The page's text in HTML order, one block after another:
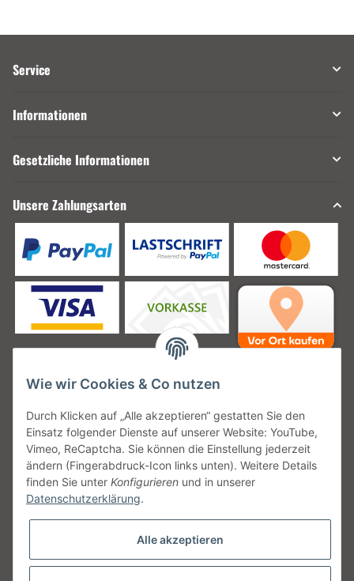
Service
Informationen
Gesetzliche Informationen
Unsere Zahlungsarten
Unsere Versanddienstleister
Unsere Communities
Wie wir Cookies & Co nutzen
Durch Klicken auf „Alle akzeptieren“ gestatten Sie den
Einsatz folgender Dienste auf unserer Website: YouTube,
Vimeo, ReCaptcha. Sie können die Einstellung jederzeit
ändern (Fingerabdruck-Icon links unten). Weitere Details
finden Sie unter Konfigurieren und in unserer
Datenschutzerklärung.
Alle akzeptieren